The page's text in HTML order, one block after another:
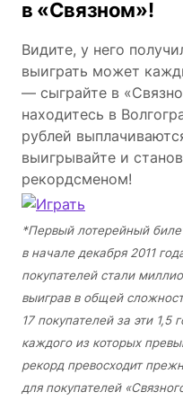
в «Связном»!
Видите, у него
выиграть может
― сыграйте в
находитесь в
рублей
выигрывайте и
рекордсменом!
*Первый лотерейный
в начале декабря 2011
покупателей стали
выиграв в общей
17 покупателей за эти
каждого из которых
рекорд превосходит
для покупателей